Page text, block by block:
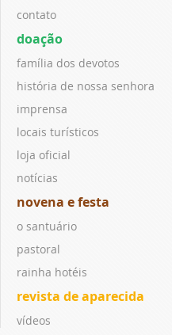
contato
doação
família dos devotos
história de nossa senhora
imprensa
locais turísticos
loja oficial
notícias
novena e festa
o santuário
pastoral
rainha hotéis
revista de aparecida
vídeos